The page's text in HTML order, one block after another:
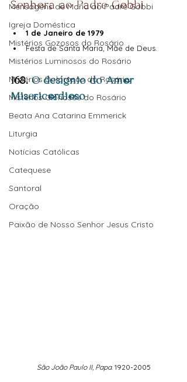
Mensagens de Maria ao Padre Gobbi
Igreja Doméstica
Mistérios Gozosos do Rosário
Mistérios Luminosos do Rosário
Mistérios Dolorosos do Rosário
Mistérios Gloriosos do Rosário
Beata Ana Catarina Emmerick
Liturgia
Notícias Católicas
Catequese
Santoral
Oração
Paixão de Nosso Senhor Jesus Cristo
Senhora ao Padre Gobbi
1 de Janeiro de 1979
Festa de Santa Maria, Mãe de Deus.
168. O desígnio do Amor
Misericordioso
São João Paulo II, Papa. 1920-2005